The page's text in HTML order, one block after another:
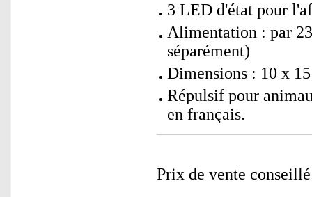
3 LED d'état pour
Alimentation : par
séparément)
Dimensions : 10 x
Répulsif pour
en français.
Prix de vente